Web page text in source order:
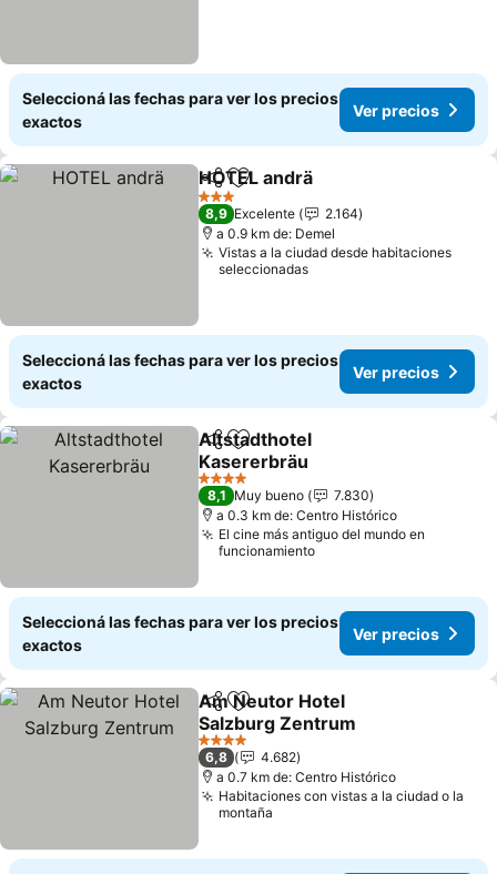
Seleccioná las fechas para ver los precios
exactos
Ver precios
CompartirAñadir a favoritos
HOTEL andrä
3 Estrellas
8,9 Excelente
2.164
a 0.9 km de: Demel
Vistas a la ciudad desde habitaciones
seleccionadas
Seleccioná las fechas para ver los precios
exactos
Ver precios
CompartirAñadir a favoritos
Altstadthotel
Kasererbräu
4 Estrellas
8,1 Muy bueno
7.830
a 0.3 km de: Centro Histórico
El cine más antiguo del mundo en
funcionamiento
Seleccioná las fechas para ver los precios
exactos
Ver precios
CompartirAñadir a favoritos
Am Neutor Hotel
Salzburg Zentrum
4 Estrellas
6,8
4.682
a 0.7 km de: Centro Histórico
Habitaciones con vistas a la ciudad o la
montaña